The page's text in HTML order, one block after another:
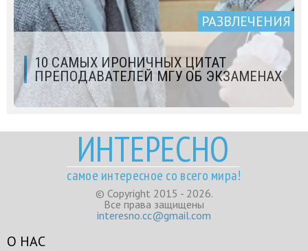
РАЗВЛЕЧЕНИЯ
10 САМЫХ ИРОНИЧНЫХ ЦИТАТ
ПРЕПОДАВАТЕЛЕЙ МГУ ОБ ЭКЗАМЕНАХ
ИНТЕРЕСНО
самое интересное со всего мира!
© Copyright 2015 - 2026.
Все права защищены
interesno.cc@gmail.com
О НАС